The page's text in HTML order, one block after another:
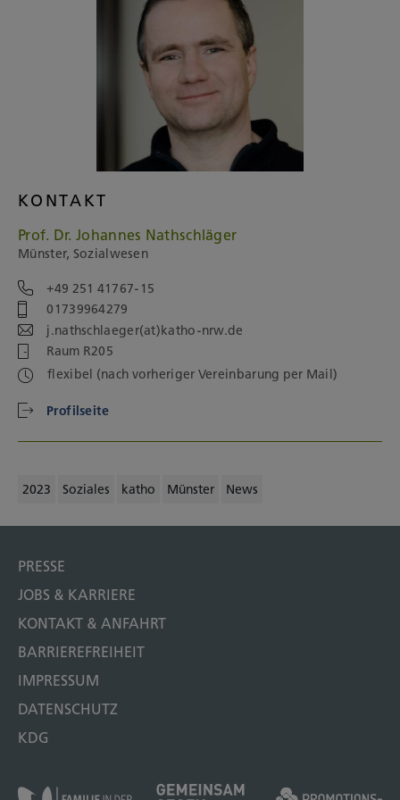
KONTAKT
Prof. Dr. Johannes Nathschläger
Münster, Sozialwesen
+49 251 41767-15
01739964279
j.nathschlaeger(at)katho-nrw.de
Raum R205
flexibel (nach vorheriger Vereinbarung per Mail)
Profilseite
2023 Soziales katho Münster News
PRESSE
JOBS & KARRIERE
KONTAKT & ANFAHRT
BARRIEREFREIHEIT
IMPRESSUM
DATENSCHUTZ
KDG